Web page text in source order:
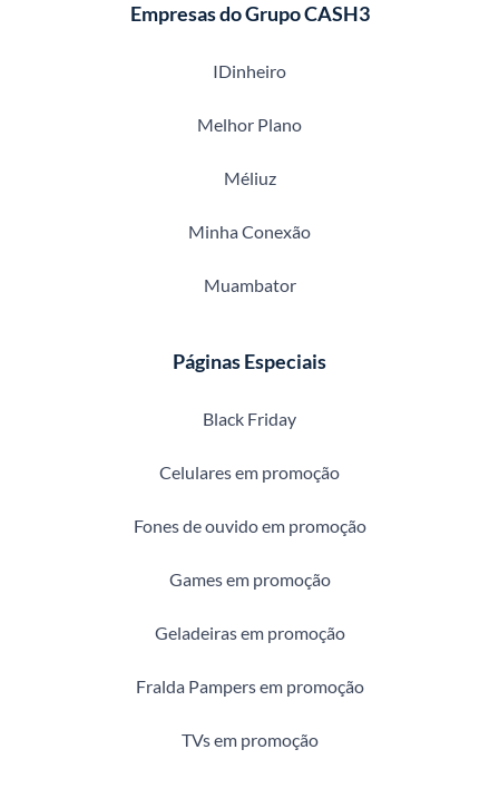
Empresas do Grupo CASH3
IDinheiro
Melhor Plano
Méliuz
Minha Conexão
Muambator
Páginas Especiais
Black Friday
Celulares em promoção
Fones de ouvido em promoção
Games em promoção
Geladeiras em promoção
Fralda Pampers em promoção
TVs em promoção